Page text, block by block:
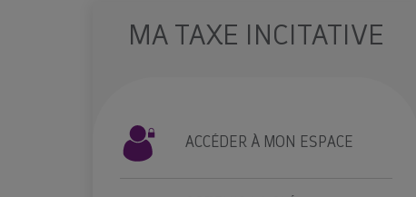
MA TAXE INCITATIVE
ACCÉDER À MON ESPACE